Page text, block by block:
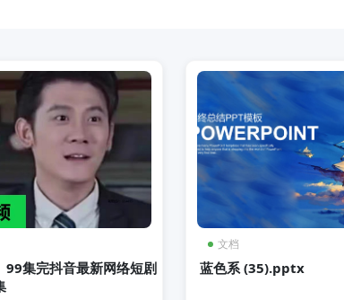
99集完抖音最新网络短剧
文档
蓝色系 (35).pptx